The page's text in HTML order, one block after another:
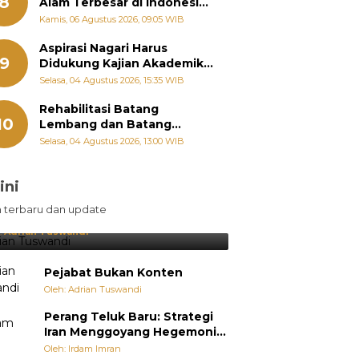
Groundbreaking September
Kamis, 06 Agustus 2026, 09:05 WIB
9
Aspirasi Nagari Harus
Didukung Kajian Akademik,
Zigo Rolanda: Agar Mudah
Kementerian
Selasa, 04 Agustus 2026, 15:35 WIB
Rehabilitasi Batang
Lembang dan Batang
Gawan Segera Dimulai, Zigo
Selasa, 04 Agustus 2026, 13:00 WIB
terbaru dan update
Lebih Diunggulkan, tetapi
Selalu Punya Cara Membuat
Adrian Tuswandi
Pejabat Bukan Konten
Oleh: Adrian Tuswandi
Perang Teluk Baru: Strategi
Iran Menggoyang Hegemoni
AS dari Dalam
Oleh: Irdam Imran